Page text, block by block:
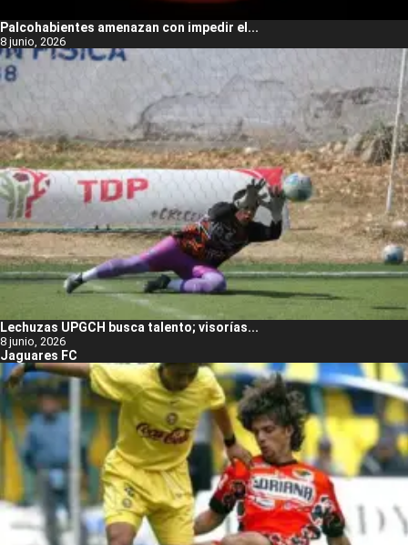
Palcohabientes amenazan con impedir el...
8 junio, 2026
Lechuzas UPGCH busca talento; visorías...
8 junio, 2026
Jaguares FC